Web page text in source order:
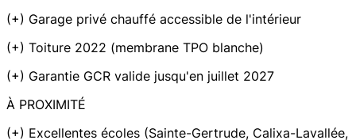
(+) Garage privé chauffé accessible de l'intérieur
(+) Toiture 2022 (membrane TPO blanche)
(+) Garantie GCR valide jusqu'en juillet 2027
À PROXIMITÉ
(+) Excellentes écoles (Sainte-Gertrude, Calixa-Lavallée,